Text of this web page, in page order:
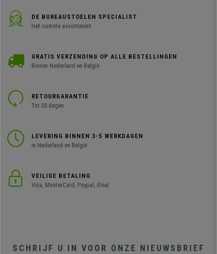
DE BUREAUSTOELEN SPECIALIST
Het ruimste assortiment
GRATIS VERZENDING OP ALLE BESTELLINGEN
Binnen Nederland en België
RETOURGARANTIE
Tot 30 dagen
LEVERING BINNEN 3-5 WERKDAGEN
in Nederland en België
VEILIGE BETALING
Visa, MasterCard, Paypal, iDeal
SCHRIJF U IN VOOR ONZE NIEUWSBRIEF